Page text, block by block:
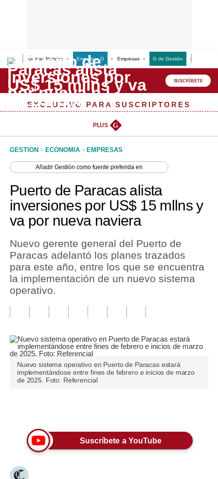
Últimas Noticias Empresas G Empresas G de Gestión
Lo último
Peru Quiosco
Management & Empleo
Perú
Política
Finanzas Personales
Inmobiliarias
Plus G
Pregunta de hoy
Blogs
Viajes
Moda
Estilos
SUSCRÍBETE
EXCLUSIVO PARA SUSCRIPTORES
PLUS G
GESTION > ECONOMIA > EMPRESAS
AñadirGestión como fuente preferida en
Puerto de Paracas alista
inversiones por US$ 15 mllns y
va por nueva naviera
Nuevo gerente general del Puerto de
Paracas adelantó los planes trazados
para este año, entre los que se encuentra
la implementación de un nuevo sistema
operativo.
Nuevo sistema operativo en Puerto de Paracas estará
implementándose entre fines de febrero e inicios de marzo
de 2025. Foto: Referencial
Suscríbete a YouTube